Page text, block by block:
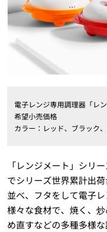
電子レンジ専用調理器「レ
希望小売価格
カラー：レッド、ブラック
「レンジメート」シリ
でシリーズ世界累計出
並べ、フタをして電子
様々な食材で、焼く、
め直すなどの多種多様